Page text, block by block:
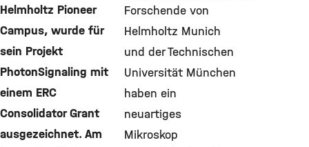
Helmholtz Pioneer
Campus, wurde für
sein Projekt
PhotonSignaling mit
einem ERC
Consolidator Grant
ausgezeichnet. Am
Forschende von
Helmholtz Munich
und der Technischen
Universität München
haben ein
neuartiges
Mikroskop